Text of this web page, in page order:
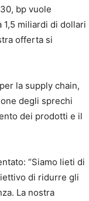
bp vuole
miliardi di dollari
offerta si
la supply chain,
degli sprechi
dei prodotti e il
“Siamo lieti di
di ridurre gli
La nostra